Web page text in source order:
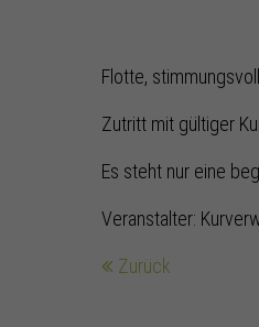
Flotte,
Zutritt mit gültiger
Es steht nur eine
Veranstalter:
Zurück